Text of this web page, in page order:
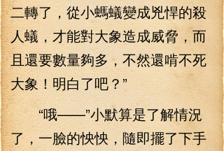
二轉了，從小螞蟻變成兇悍的殺
人蟻，才能對大象造成威脅，而
且還要數量夠多，不然還啃不死
大象！明白了吧？”
“哦——”小默算是了解情況
了，一臉的怏怏，隨即擺了下手